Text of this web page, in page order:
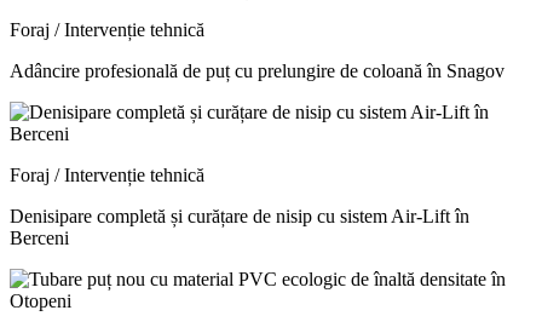
Foraj / Intervenție tehnică
Adâncire profesională de puț cu prelungire de coloană în Snagov
Foraj / Intervenție tehnică
Denisipare completă și curățare de nisip cu sistem Air-Lift în
Berceni